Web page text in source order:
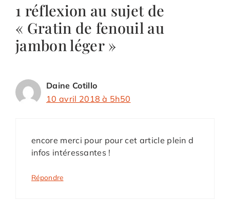
1 réflexion au sujet de
« Gratin de fenouil au
jambon léger »
Daine Cotillo
10 avril 2018 à 5h50
encore merci pour pour cet article plein d
infos intéressantes !
Répondre